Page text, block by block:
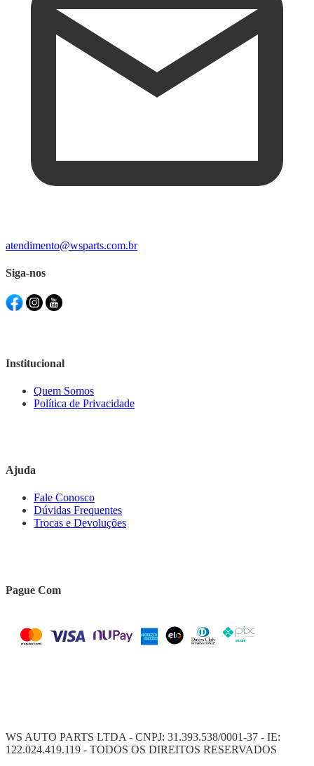
atendimento@wsparts.com.br
Siga-nos
Institucional
Quem Somos
Política de Privacidade
Ajuda
Fale Conosco
Dúvidas Frequentes
Trocas e Devoluções
Pague Com
WS AUTO PARTS LTDA - CNPJ: 31.393.538/0001-37 - IE:
122.024.419.119 - TODOS OS DIREITOS RESERVADOS